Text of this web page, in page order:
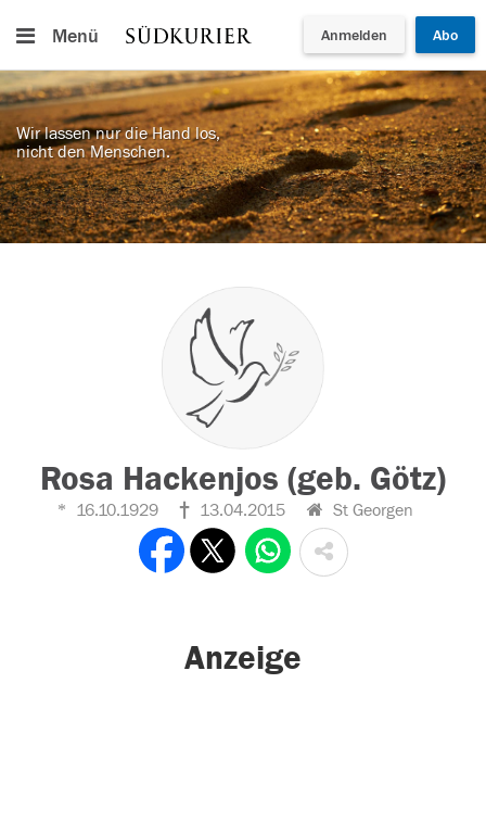
Menü Anmelden Abo
Wir lassen nur die Hand los,
nicht den Menschen.
Rosa Hackenjos (geb. Götz)
16.10.1929 13.04.2015 St Georgen
Anzeige